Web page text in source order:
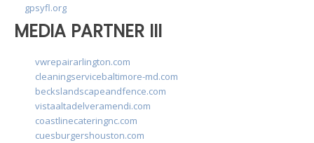
gpsyfl.org
MEDIA PARTNER III
vwrepairarlington.com
cleaningservicebaltimore-md.com
beckslandscapeandfence.com
vistaaltadelveramendi.com
coastlinecateringnc.com
cuesburgershouston.com